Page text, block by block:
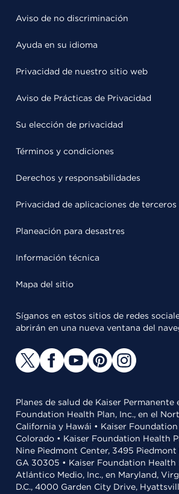
Aviso de no discriminación
Ayuda en su idioma
Privacidad de nuestro sitio web
Aviso de Prácticas de Privacidad
Su elección de privacidad
Términos y condiciones
Derechos y responsabilidades
Privacidad de aplicaciones de terceros
Planeación para desastres
Información técnica
Mapa del sitio
Síganos en estos sitios de redes
abrirán en una nueva ventana del
Planes de salud de Kaiser Permanente
Foundation Health Plan, Inc., en el
California y Hawái • Kaiser
Colorado • Kaiser Foundation Health
Nine Piedmont Center, 3495 Piedmont
GA 30305 • Kaiser Foundation Health
Atlántico Medio, Inc., en Maryland,
D.C., 4000 Garden City Drive,